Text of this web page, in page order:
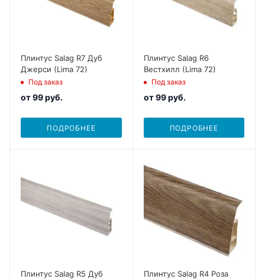
Плинтус Salag R7 Дуб
Джерси (Lima 72)
Под заказ
от99 руб.
ПОДРОБНЕЕ
Плинтус Salag R6
Вестхилл (Lima 72)
Под заказ
от99 руб.
ПОДРОБНЕЕ
Плинтус Salag R5 Дуб
Плинтус Salag R4 Роза